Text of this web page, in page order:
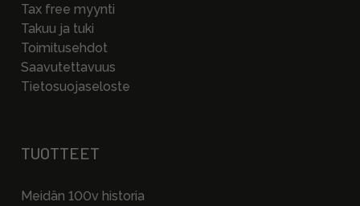
Tax free myynti
Takuu ja tuki
Toimitusehdot
Saavutettavuus
Tietosuojaseloste
TUOTTEET
Meidän 100v historia